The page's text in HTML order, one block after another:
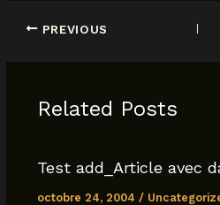
c
o
k
at
p
PREVIOUS
Related Posts
Test add_Article avec
octobre 24, 2004 /